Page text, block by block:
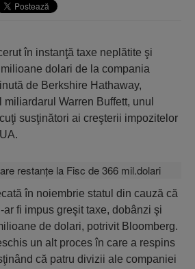
în instanţă taxe neplătite şi
dolari de la compania
de Berkshire Hathaway,
Warren Buffett, unul
susţinători ai creşterii impozitelor
în noiembrie statul din cauză că
fi impus greşit taxe, dobânzi şi
de dolari, potrivit Bloomberg.
un alt proces în care a respins
că patru divizii ale companiei